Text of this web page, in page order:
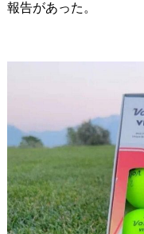
報告があった。